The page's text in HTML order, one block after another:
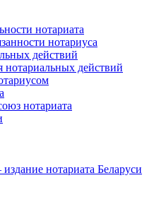
нотариата
нотариуса
действий
действий
нотариата
нотариата Беларуси